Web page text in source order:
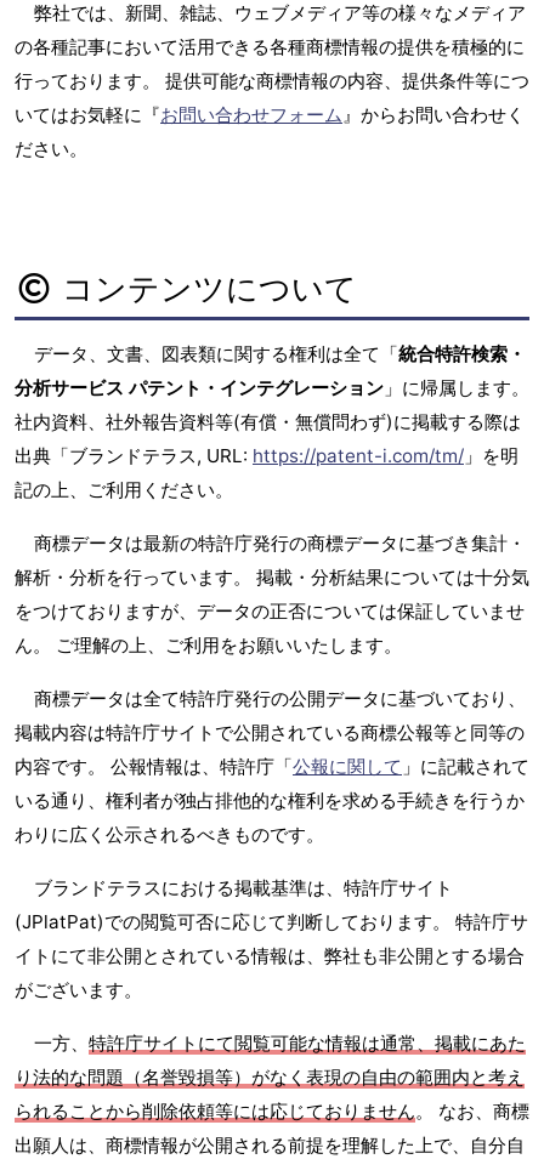
弊社では、新聞、雑誌、ウェブメディア等の様々なメディア
の各種記事において活用できる各種商標情報の提供を積極的に
行っております。 提供可能な商標情報の内容、提供条件等につ
いてはお気軽に『お問い合わせフォーム 』からお問い合わせく
ださい。
コンテンツについて
データ、文書、図表類に関する権利は全て「統合特許検索・
分析サービス パテント・インテグレーション 」に帰属します。
社内資料、社外報告資料等(有償・無償問わず)に掲載する際は
出典「ブランドテラス, URL: https://patent-i.com/tm/ 」を明
記の上、ご利用ください。
商標データは最新の特許庁発行の商標データに基づき集計・
解析・分析を行っています。 掲載・分析結果については十分気
をつけておりますが、データの正否については保証していませ
ん。 ご理解の上、ご利用をお願いいたします。
商標データは全て特許庁発行の公開データに基づいており、
掲載内容は特許庁サイトで公開されている商標公報等と同等の
内容です。 公報情報は、特許庁「公報に関して 」に記載されて
いる通り、権利者が独占排他的な権利を求める手続きを行うか
わりに広く公示されるべきものです。
ブランドテラスにおける掲載基準は、特許庁サイト
(JPlatPat)での閲覧可否に応じて判断しております。 特許庁サ
イトにて非公開とされている情報は、弊社も非公開とする場合
がございます。
一方、 特許庁サイトにて閲覧可能な情報は通常、掲載にあた
り法的な問題（名誉毀損等）がなく表現の自由の範囲内と考え
られることから削除依頼等には応じておりません。 なお、商標
出願人は、商標情報が公開される前提を理解した上で、自分自